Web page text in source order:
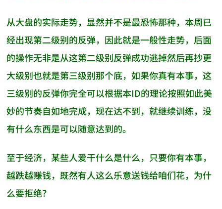
从大盘的实际走势，显然并不是最恐怖那种，本周已
经出现第二级别的反弹，因此就是一般性走势，后面
的操作无非是从这第二级别反弹成功逃掉然后再抄更
大级别也就是第三级别那个底，如果你真有本事，这
三级别的反弹你完全可以根据本ID的理论按照如此美
妙的节奏自如地完成，现在达不到，就继续训练，没
有什么东西是可以随意达到的。
至于经济，某些人爱干什么是什么，只要你有本事，
越跌越赚钱，既然有人这么乐意送钱给咱们花，为什
么要拒绝？